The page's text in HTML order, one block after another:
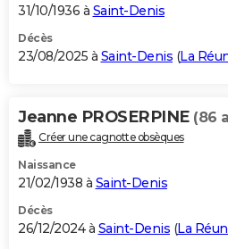
S'inscrire
Se connecter
Lycées
Collèges
Primaires
Universités
Entreprises
Service militaire
Avis de recherche
AVIS DE DÉCÈS
Bricolage
Lifestyle
Culture
Sport
Auto
Television
Voyage
Cinema
31/10/1936 à Saint-Denis
Décès
23/08/2025 à Saint-Denis (La
Jeanne PROSERPINE (86
Créer une cagnotte obsèques
Naissance
21/02/1938 à Saint-Denis
Décès
26/12/2024 à Saint-Denis (La